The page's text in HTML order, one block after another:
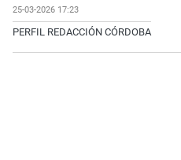
25-03-2026 17:23
PERFIL REDACCIÓN CÓRDOBA